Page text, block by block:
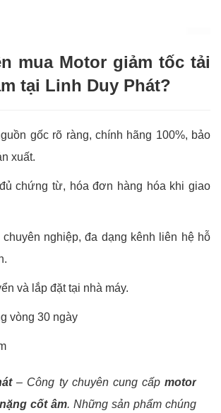
mua Motor giảm tốc tải
tại Linh Duy Phát?
gốc rõ ràng, chính hãng 100%, bảo
xuất.
chứng từ, hóa đơn hàng hóa khi giao
nghiệp, đa dạng kênh liên hệ hỗ
và lắp đặt tại nhà máy.
vòng 30 ngày
– Công ty chuyên cung cấpmotor
cốt âm. Những sản phẩm chúng